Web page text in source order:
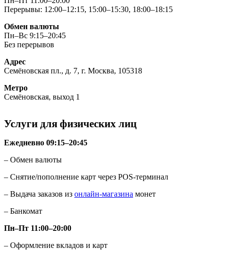
Перерывы: 12:00–12:15, 15:00–15:30, 18:00–18:15
Обмен валюты
Пн–Вс 9:15–20:45
Без перерывов
Адрес
Семёновская пл., д. 7, г. Москва, 105318
Метро
Семёновская, выход 1
Для корректной работы Raster JS API нужен ключ. Помощь:
Услуги для физических лиц
Ежедневно 09:15–20:45
– Обмен валюты
– Снятие/пополнение карт через POS-терминал
– Выдача заказов из онлайн-магазина монет
– Банкомат
Пн–Пт 11:00–20:00
– Оформление вкладов и карт